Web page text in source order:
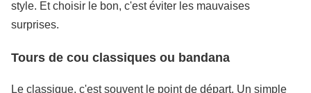
style. Et choisir le bon, c'est éviter les mauvaises
surprises.
Tours de cou classiques ou bandana
Le classique, c'est souvent le point de départ. Un simple